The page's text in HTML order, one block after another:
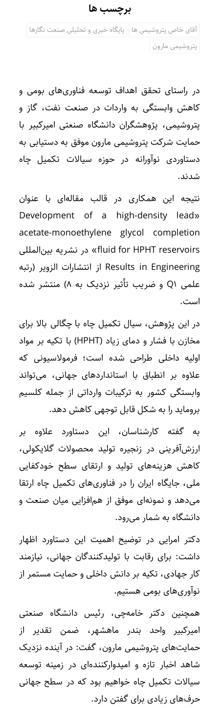
برچسب ها
آقای خاص پتروشیمی ها
پایگاه خبری و تحلیلی صنعت نگارها
پتروشیمی مارون
در راستای تحقق اهداف توسعه فناوری‌های بومی و
کاهش وابستگی به واردات در صنعت نفت، گاز و
پتروشیمی، پژوهشگران دانشگاه صنعتی امیرکبیر با
حمایت شرکت پتروشیمی مارون موفق به دستیابی به
دستاوردی نوآورانه در حوزه سیالات تکمیل چاه
شدند.
نتیجه این همکاری در قالب مقاله‌ای با عنوان
«Development of a high-density lead
acetate-monoethylene glycol completion
fluid for HPHT reservoirs» در نشریه بین‌المللی
Results in Engineering از انتشارات الزویر (رتبه
علمی Q1 و ضریب تأثیر نزدیک به ۸) منتشر شده
است.
در این پژوهش، سیال تکمیل چاه با چگالی بالا برای
مخازن با فشار و دمای زیاد (HPHT) با تکیه بر مواد
اولیه داخلی طراحی شده است؛ فرمولاسیونی که
علاوه بر انطباق با استانداردهای جهانی، می‌تواند
وابستگی کشور به ترکیبات وارداتی از جمله کلسیم
بروماید را به شکل قابل توجهی کاهش دهد.
به گفته کارشناسان، این دستاورد علاوه بر
ارزش‌آفرینی در زنجیره تولید محصولات گلایکولی،
کاهش هزینه‌های تولید و ارتقای سطح خودکفایی
ملی، جایگاه ایران را در فناوری‌های تکمیل چاه ارتقا
می‌دهد و نمونه‌ای موفق از هم‌افزایی میان صنعت و
دانشگاه به شمار می‌رود.
دکتر امرایی در توضیح اهمیت این دستاورد اظهار
داشت: برای رقابت با تولیدکنندگان جهانی، نیازمند
کار جهادی، تکیه بر دانش داخلی و حمایت مستمر از
نوآوری‌های بومی هستیم.
همچنین دکتر خامه‌چی، رئیس دانشگاه صنعتی
امیرکبیر واحد بندر ماهشهر، ضمن تقدیر از
حمایت‌های پتروشیمی مارون، گفت: در آینده نزدیک
شاهد اخبار تازه و امیدوارکننده‌ای در زمینه توسعه
سیالات تکمیل چاه خواهیم بود که در سطح جهانی
حرف‌های زیادی برای گفتن دارد.